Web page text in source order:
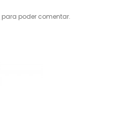
para poder comentar.